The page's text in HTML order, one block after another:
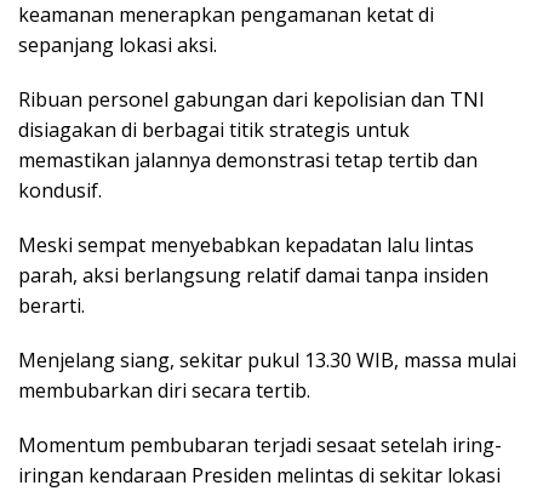
keamanan menerapkan pengamanan ketat di
sepanjang lokasi aksi.
Ribuan personel gabungan dari kepolisian dan TNI
disiagakan di berbagai titik strategis untuk
memastikan jalannya demonstrasi tetap tertib dan
kondusif.
Meski sempat menyebabkan kepadatan lalu lintas
parah, aksi berlangsung relatif damai tanpa insiden
berarti.
Menjelang siang, sekitar pukul 13.30 WIB, massa mulai
membubarkan diri secara tertib.
Momentum pembubaran terjadi sesaat setelah iring-
iringan kendaraan Presiden melintas di sekitar lokasi